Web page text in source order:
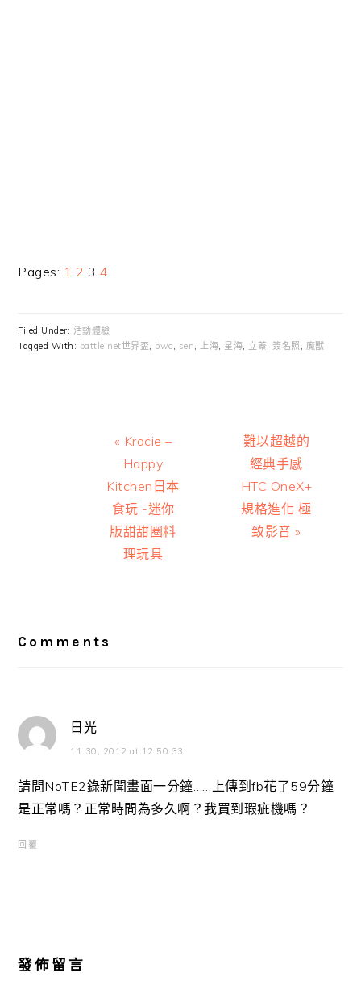
Pages: Page
1 Page
2 Page
3 Page
4
Filed Under: 活動體驗
Tagged With: battle.net世界盃, bwc , sen,上海, 星海, 立蓁,簽名照 , 魔獸
Previous
Post:
« Kracie –
Happy
Kitchen日本
食玩 -迷你
版甜甜圈料
理玩具
Next
Post:
難以超越的
經典手感
HTC OneX+
規格進化 極
致影音 »
Comments
日光
11 30, 2012 at 12:50:33
請問NoTE2錄新聞畫面一分鐘……上傳到fb花了59分鐘
是正常嗎？正常時間為多久啊？我買到瑕疵機嗎？
回覆
發佈留言